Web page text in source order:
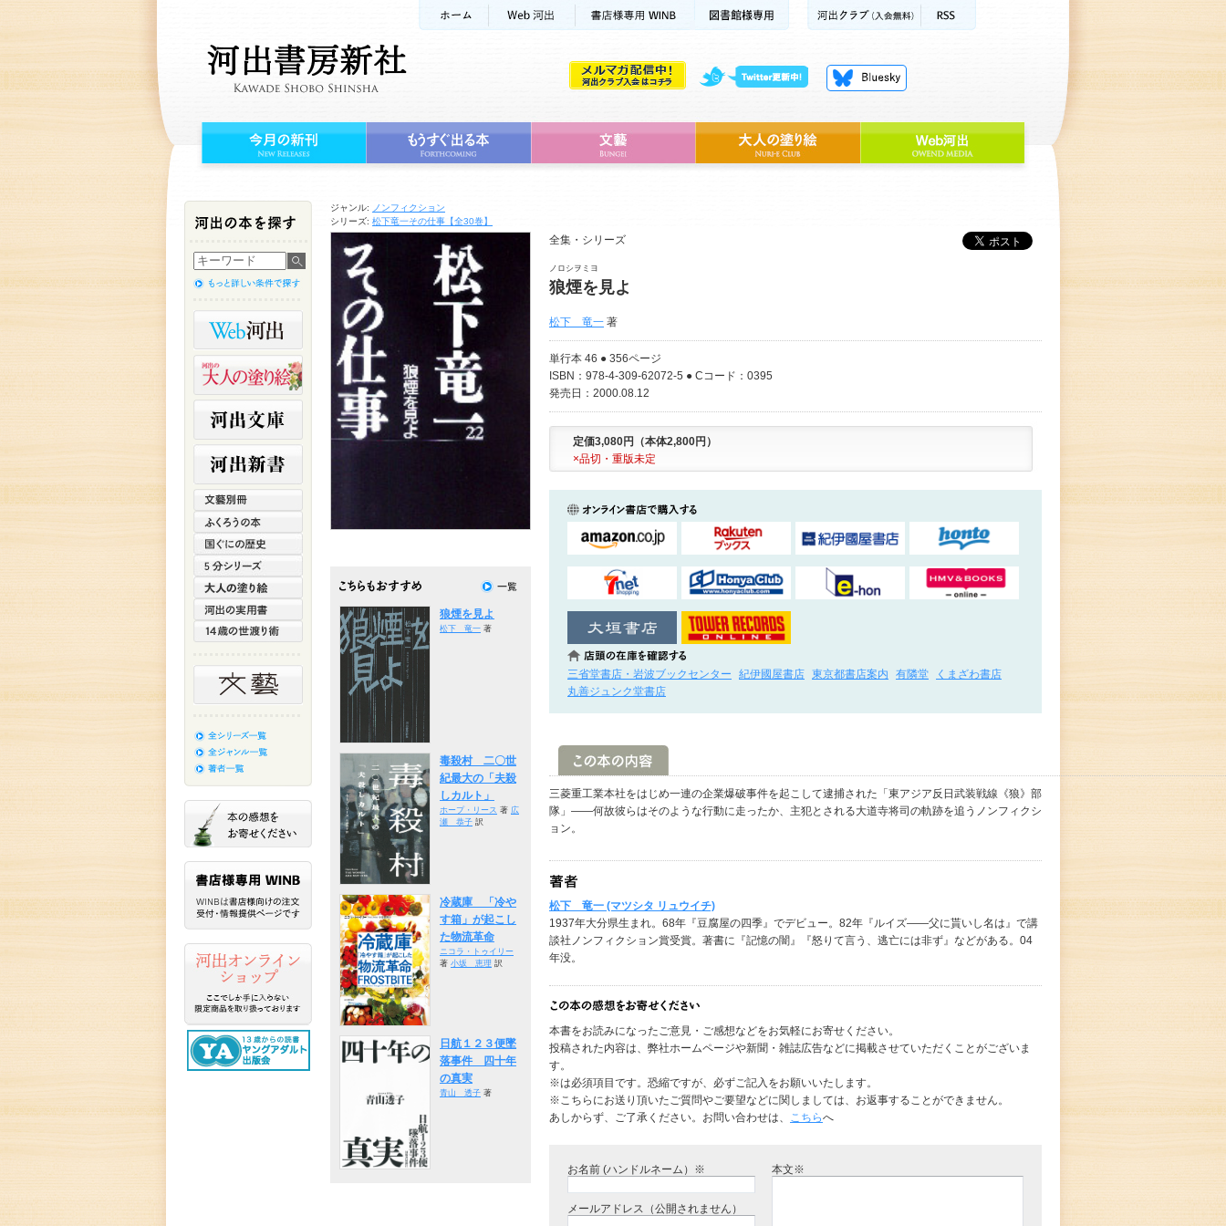
ジャンル:
ノンフィクション
シリーズ: 松下竜一その仕事【全30巻】
全集・シリーズ
ノロシヲミヨ
狼煙を見よ
松下 竜一 著
単行本 46 ● 356ページ
ISBN：978-4-309-62072-5 ● Cコード：0395
発売日：2000.08.12
定価3,080円（本体2,800円）
×品切・重版未定
三省堂書店・岩波ブックセンター 紀伊國屋書店 東京都書店案内 有隣堂
くまざわ書店
丸善ジュンク堂書店
三菱重工業本社をはじめ一連の企業爆破事件を起こして逮捕された「東アジア反日武装戦線《狼》部
隊」――何故彼らはそのような行動に走ったか、主犯とされる大道寺将司の軌跡を追うノンフィクシ
ョン。
松下 竜一 (マツシタ リュウイチ)
1937年大分県生まれ。68年『豆腐屋の四季』でデビュー。82年『ルイズ――父に貰いし名は』で講
談社ノンフィクション賞受賞。著書に『記憶の闇』『怒りて言う、逃亡には非ず』などがある。04
年没。
本書をお読みになったご意見・ご感想などをお気軽にお寄せください。
投稿された内容は、弊社ホームページや新聞・雑誌広告などに掲載させていただくことがございま
す。
※は必須項目です。恐縮ですが、必ずご記入をお願いいたします。
※こちらにお送り頂いたご質問やご要望などに関しましては、お返事することができません。
あしからず、ご了承ください。お問い合わせは、 こちらへ
お名前 (ハンドルネーム）※
メールアドレス（公開されません）
本文※
狼煙を見よ
松下 竜一 著
毒殺村 二〇世
紀最大の「夫殺
しカルト」
ホープ・リース 著 広
瀬 恭子 訳
冷蔵庫 「冷や
す箱」が起こし
た物流革命
ニコラ・トゥイリー
著 小坂 恵理 訳
日航１２３便墜
落事件 四十年
の真実
青山 透子 著